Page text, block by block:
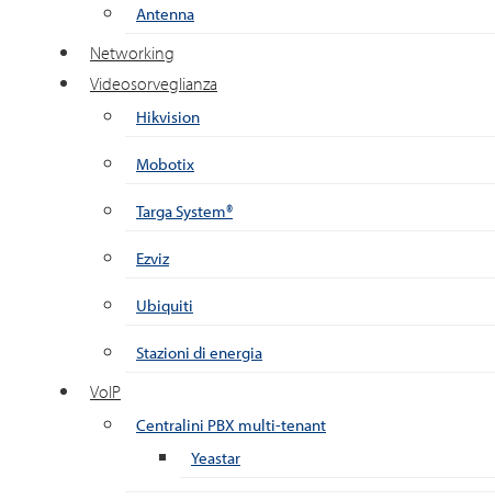
Antenna
Networking
Videosorveglianza
Hikvision
Mobotix
Targa System®
Ezviz
Ubiquiti
Stazioni di energia
VoIP
Centralini PBX multi-tenant
Yeastar